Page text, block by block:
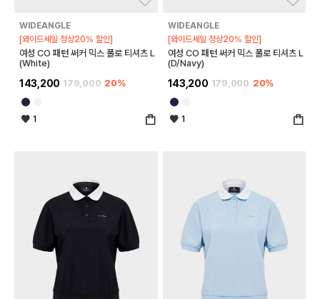
WIDEANGLE
[와이드세일 정상20% 할인]
여성 CO 패턴 써커 믹스 폴로 티셔츠 L
(White)
143,200 179,000 20%
1
WIDEANGLE
[와이드세일 정상20% 할인]
여성 CO 패턴 써커 믹스 폴로 티셔츠 L
(D/Navy)
143,200 179,000 20%
1